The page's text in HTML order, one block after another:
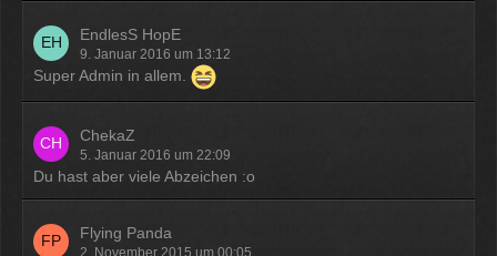
EndlesS HopE
9. Januar 2016 um 13:12
Super Admin in allem.
ChekaZ
5. Januar 2016 um 22:09
Du hast aber viele Abzeichen :o
Flying Panda
2. November 2015 um 00:05